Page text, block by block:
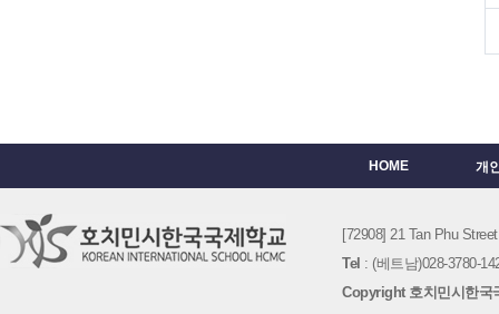
HOME 개
[72908] 21 Tan Phu
Tel : (베트남)028-3780-
Copyright 호치민시한국